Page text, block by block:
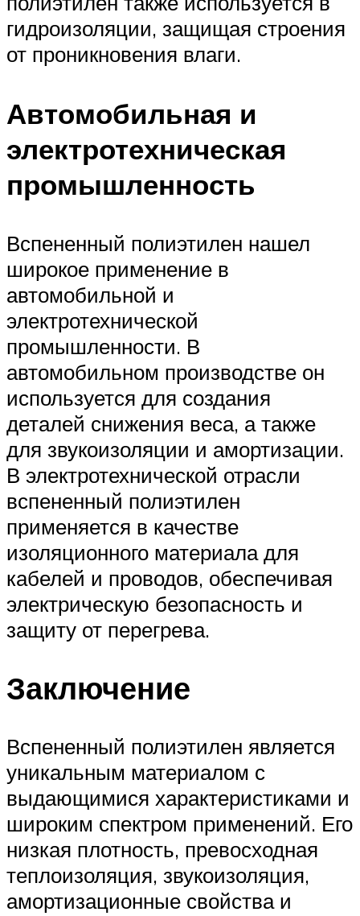
гидроизоляции, защищая строения
от проникновения влаги.
Автомобильная и
электротехническая
промышленность
Вспененный полиэтилен нашел
широкое применение в
автомобильной и
электротехнической
промышленности. В
автомобильном производстве он
используется для создания
деталей снижения веса, а также
для звукоизоляции и амортизации.
В электротехнической отрасли
вспененный полиэтилен
применяется в качестве
изоляционного материала для
кабелей и проводов, обеспечивая
электрическую безопасность и
защиту от перегрева.
Заключение
Вспененный полиэтилен является
уникальным материалом с
выдающимися характеристиками и
широким спектром применений. Его
низкая плотность, превосходная
теплоизоляция, звукоизоляция,
амортизационные свойства и